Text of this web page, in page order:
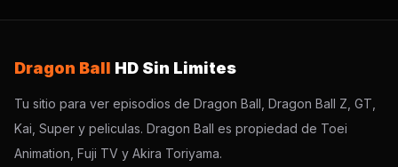
Dragon Ball HD Sin Limites
Tu sitio para ver episodios de Dragon Ball, Dragon Ball Z, GT,
Kai, Super y peliculas. Dragon Ball es propiedad de Toei
Animation, Fuji TV y Akira Toriyama.